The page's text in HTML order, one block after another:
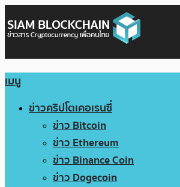
เมนู
ข่าวคริปโตเคอเรนซี่
ข่าว Bitcoin
ข่าว Ethereum
ข่าว Binance Coin
ข่าว Dogecoin